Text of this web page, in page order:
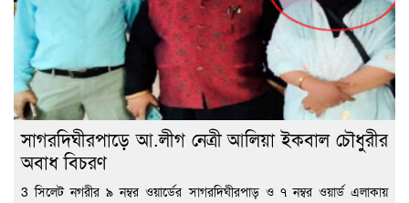
সাগরদিঘীরপাড়ে আ.লীগ নেত্রী আলিয়া ইকবাল চৌধুরীর
অবাধ বিচরণ
3 সিলেট নগরীর ৯ নম্বর ওয়ার্ডের সাগরদিঘীরপাড় ও ৭ নম্বর ওয়ার্ড এলাকায়